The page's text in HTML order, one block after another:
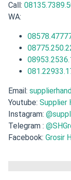
Call:
WA:
Email:
Youtube: Supplier
Instagram:
Telegram :
Facebook: Grosir